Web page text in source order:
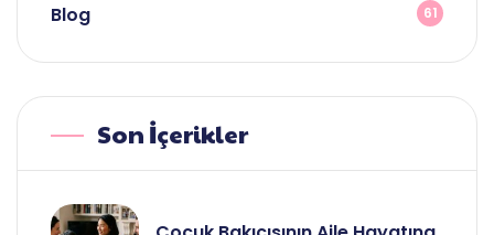
Blog 61
Son İçerikler